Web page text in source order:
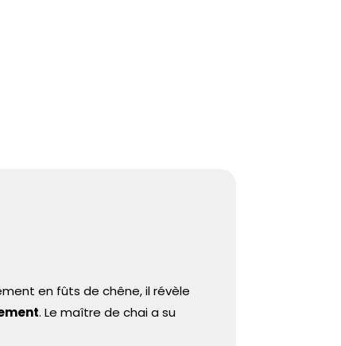
en fûts de chêne, il révèle
. Le maître de chai a su